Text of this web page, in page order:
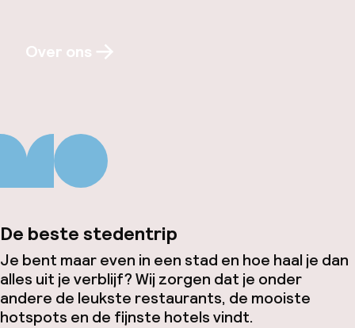
Over ons
De beste stedentrip
Je bent maar even in een stad en hoe haal je dan
alles uit je verblijf? Wij zorgen dat je onder
andere de leukste restaurants, de mooiste
hotspots en de fijnste hotels vindt.